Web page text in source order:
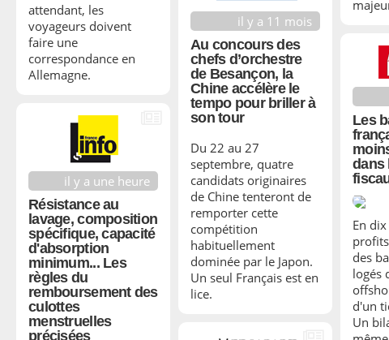
attendant, les
voyageurs doivent
faire une
correspondance en
Allemagne.
il y a 11 mois
Au concours des
chefs d’orchestre
de Besançon, la
Chine accélère le
tempo pour briller à
son tour
Du 22 au 27
septembre, quatre
candidats originaires
de Chine tenteront de
remporter cette
compétition
habituellement
dominée par le Japon.
Un seul Français est en
lice.
Les
dans
En
des
logés
d'un
Un
il y a une heure
Résistance au
lavage, composition
spécifique, capacité
d'absorption
minimum... Les
règles du
remboursement des
culottes
menstruelles
précisées